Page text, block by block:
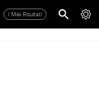
I Miei Risultati